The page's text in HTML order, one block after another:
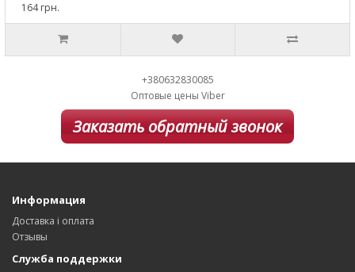
164 грн.
+380632830085
Оптовые цены Viber
Заказать обратный звонок
Информация
Доставка і оплата
Отзывы
Служба поддержки